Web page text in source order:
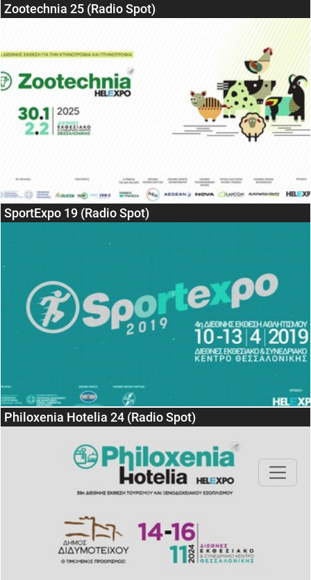
Zootechnia 25 (Radio Spot)
SportExpo 19 (Radio Spot)
Philoxenia Hotelia 24 (Radio Spot)